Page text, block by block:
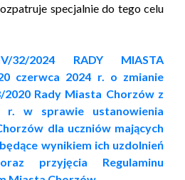
specjalnie do tego celu
32/2024 RADY MIASTA
czerwca 2024 r. o zmianie
2020 Rady Miasta Chorzów z
r. w sprawie ustanowienia
dla uczniów mających
wynikiem ich uzdolnień
przyjęcia Regulaminu